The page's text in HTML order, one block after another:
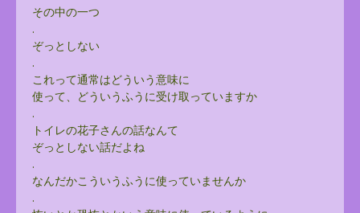
その中の一つ
.
ぞっとしない
.
これって通常はどういう意味に
使って、どういうふうに受け取っていますか
.
トイレの花子さんの話なんて
ぞっとしない話だよね
.
なんだかこういうふうに使っていませんか
.